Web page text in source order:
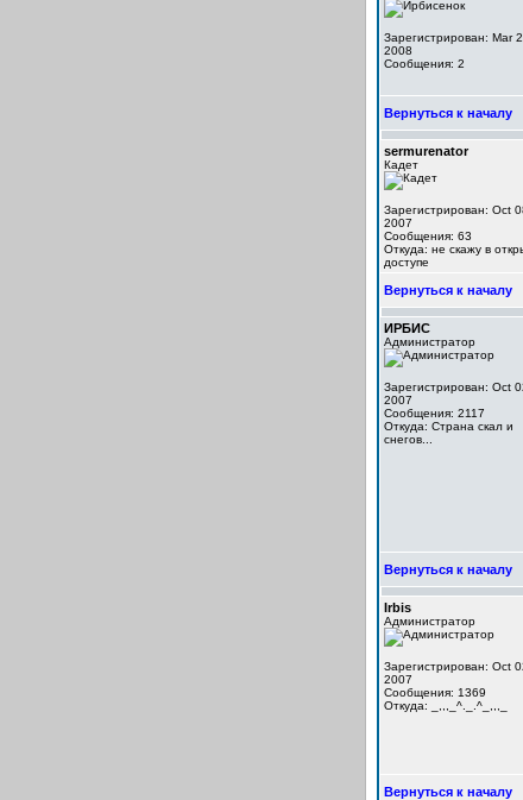
Зарегистрирован: Mar
2008
Сообщения: 2
Вернуться к началу
sermurenator
Кадет
Зарегистрирован: Oct
2007
Сообщения: 63
Откуда: не скажу в
доступе
Вернуться к началу
ИРБИС
Администратор
Зарегистрирован: Oct
2007
Сообщения: 2117
Откуда: Cтрана скал и
снегов...
Вернуться к началу
Irbis
Администратор
Зарегистрирован: Oct
2007
Сообщения: 1369
Откуда: _,,,_^._.^_,,,_
Вернуться к началу